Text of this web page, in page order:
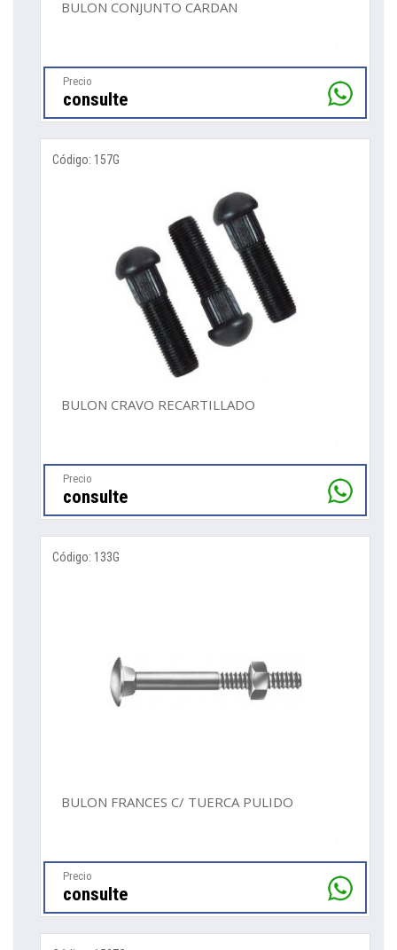
BULON CONJUNTO CARDAN
Precio
consulte
Código: 157G
BULON CRAVO RECARTILLADO
Precio
consulte
Código: 133G
BULON FRANCES C/ TUERCA PULIDO
Precio
consulte